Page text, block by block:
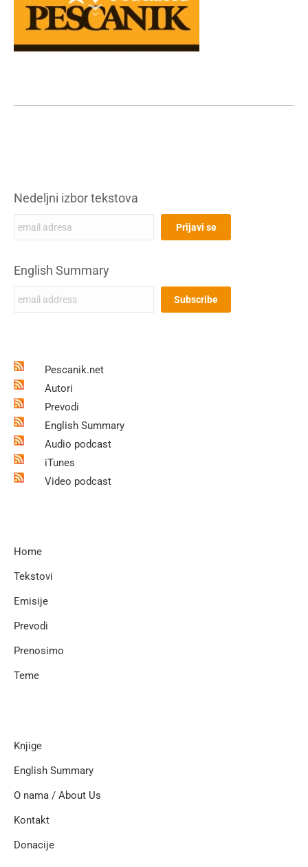
Nedeljni izbor tekstova
English Summary
Pescanik.net
Autori
Prevodi
English Summary
Audio podcast
iTunes
Video podcast
Home
Tekstovi
Emisije
Prevodi
Prenosimo
Teme
Knjige
English Summary
O nama / About Us
Kontakt
Donacije